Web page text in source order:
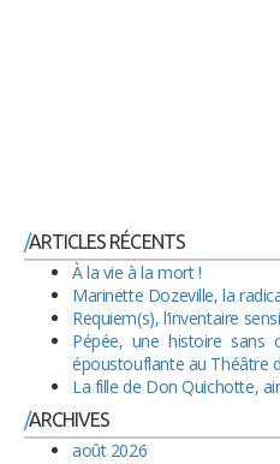
ARTICLES RÉCENTS
À la vie à la mort !
Marinette Dozeville, la
Requiem(s), l’inventaire
Pépée, une histoire sans
époustouflante au Théâtre
La fille de Don Quichotte,
ARCHIVES
août 2026